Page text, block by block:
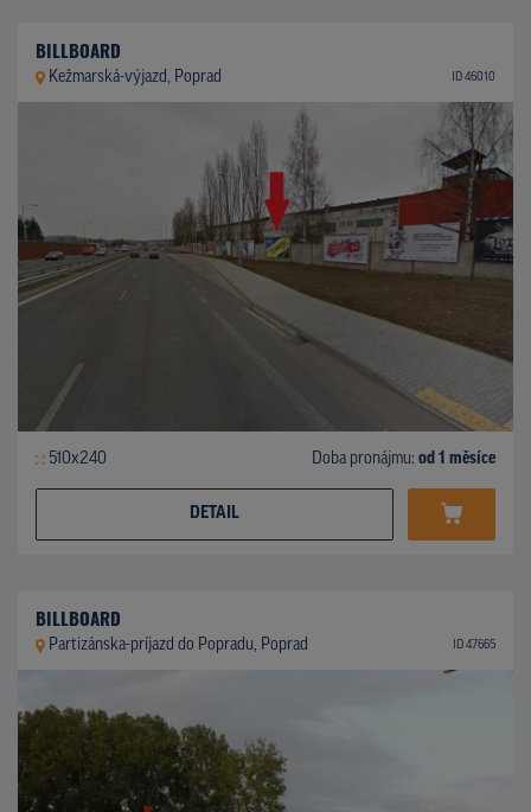
BILLBOARD
Kežmarská-výjazd, Poprad ID 46010
510x240 Doba pronájmu: od 1 měsíce
DETAIL
BILLBOARD
Partizánska-príjazd do Popradu, Poprad ID 47665